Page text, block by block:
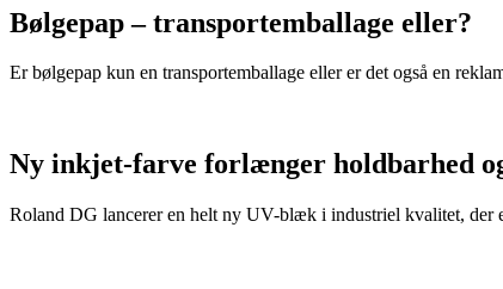
Bølgepap – transportemballage eller?
Er bølgepap kun en transportemballage eller er det også en
Ny inkjet-farve forlænger holdbarhed
Roland DG lancerer en helt ny UV-blæk i industriel kvalitet, der